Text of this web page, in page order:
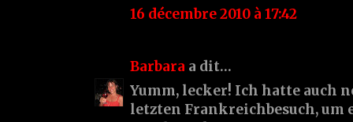
16 décembre 2010 à 17:42
Barbara a dit…
Yumm, lecker! Ich hatte auch
letzten Frankreichbesuch, um